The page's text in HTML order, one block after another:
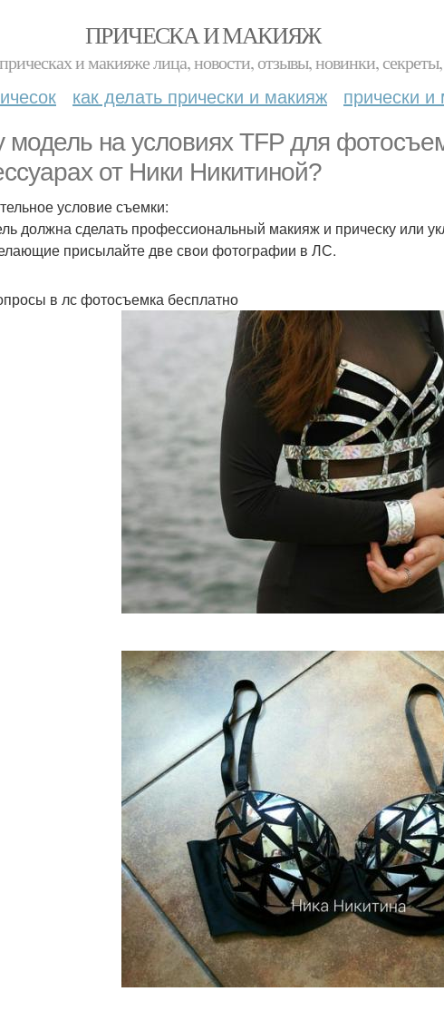
ПРИЧЕСКА И МАКИЯЖ
и макияже лица, новости, отзывы, новинки,
как делать прически и макияж прически
на условиях TFP для
от Ники Никитиной?
условие съемки:
должна сделать профессиональный макияж и прическу или
присылайте две свои фотографии в ЛС.
в лс фотосъемка бесплатно